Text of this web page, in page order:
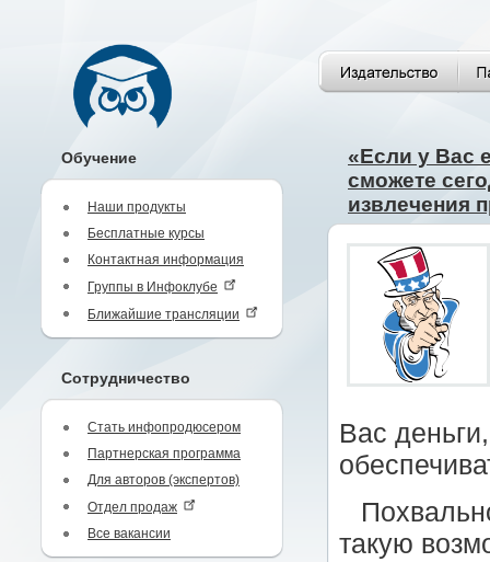
Обучение
Наши продукты
Бесплатные курсы
Контактная информация
Группы в Инфоклубе
Ближайшие трансляции
Сотрудничество
Стать инфопродюсером
Партнерская программа
Для авторов (экспертов)
Отдел продаж
Все вакансии
«Если у Вас
сможете
извлечения
Вас
такую